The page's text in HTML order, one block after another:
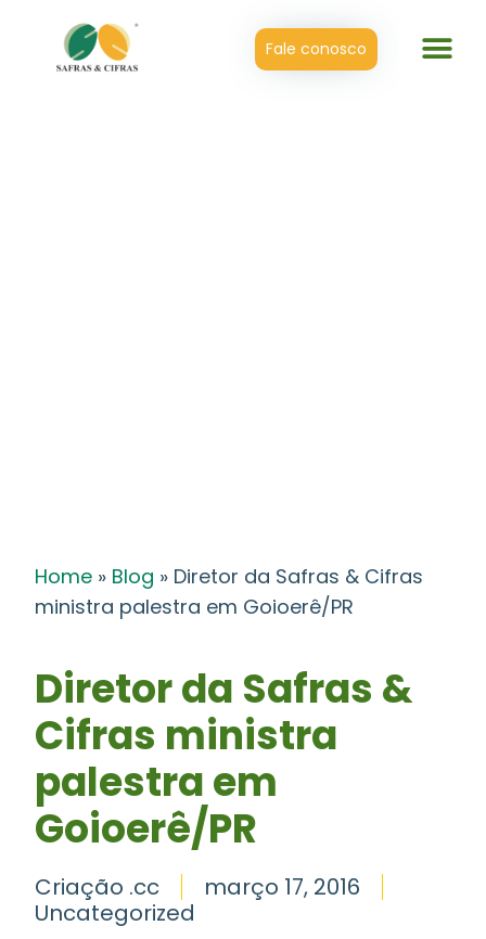
Fale conosco
Home » Blog » Diretor da Safras & Cifras
ministra palestra em Goioerê/PR
Diretor da Safras &
Cifras ministra
palestra em
Goioerê/PR
Criação .cc
março 17, 2016
Uncategorized